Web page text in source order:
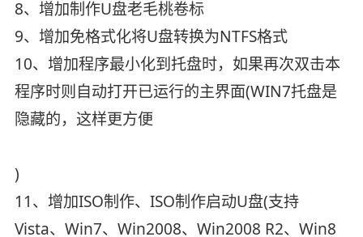
8、增加制作U盘老毛桃卷标
9、增加免格式化将U盘转换为NTFS格式
10、增加程序最小化到托盘时，如果再次双击本
程序时则自动打开已运行的主界面(WIN7托盘是
隐藏的，这样更方便
)
11、增加ISO制作、ISO制作启动U盘(支持
Vista、Win7、Win2008、Win2008 R2、Win8